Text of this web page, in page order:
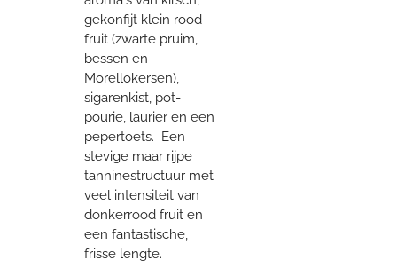
gekonfijt klein rood
fruit (zwarte pruim,
bessen en
Morellokersen),
sigarenkist, pot-
pourie, laurier en een
pepertoets. Een
stevige maar rijpe
tanninestructuur met
veel intensiteit van
donkerrood fruit en
een fantastische,
frisse lengte.